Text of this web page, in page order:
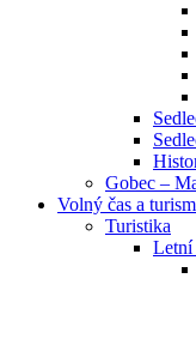
Gobec –
Volný čas a
Turistika
Letní